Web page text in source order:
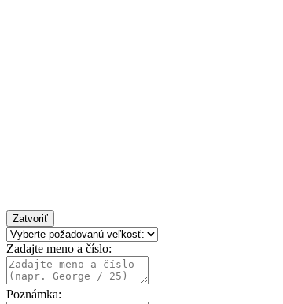
Zatvoriť
Zadajte meno a číslo:
Poznámka: